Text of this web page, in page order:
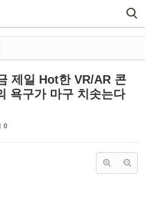
제일 Hot한 VR/AR 콘
욕구가 마구 치솟는다
0